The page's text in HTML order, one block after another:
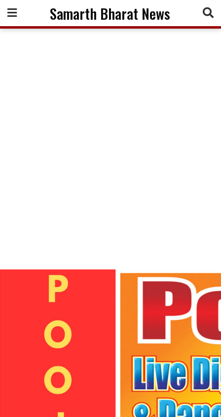
content
Samarth Bharat News